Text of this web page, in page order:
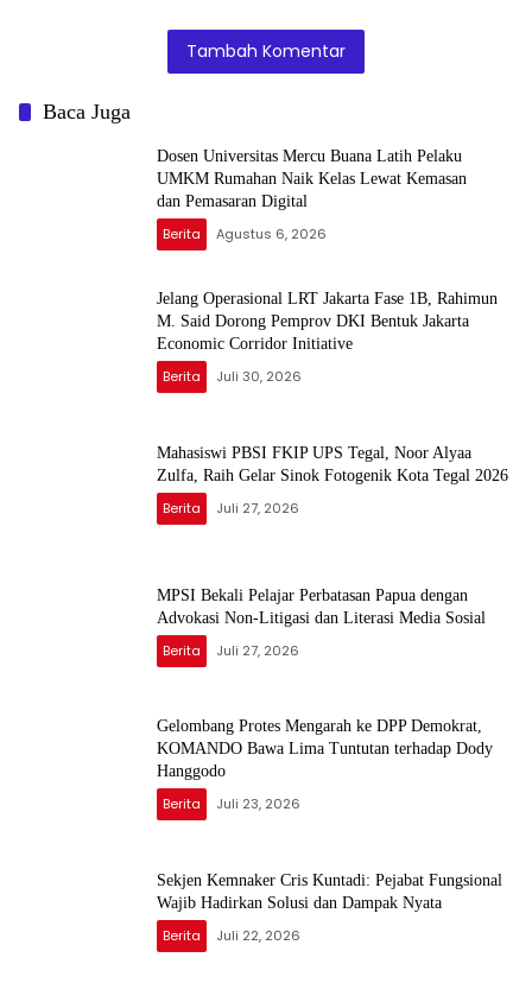
Lima Tuntutan
terhadap Dody
Hanggodo
Dampak Nyata
Tambah Komentar
Baca Juga
Dosen Universitas Mercu Buana Latih Pelaku
UMKM Rumahan Naik Kelas Lewat Kemasan
dan Pemasaran Digital
Berita Agustus 6, 2026
Jelang Operasional LRT Jakarta Fase 1B, Rahimun
M. Said Dorong Pemprov DKI Bentuk Jakarta
Economic Corridor Initiative
Berita Juli 30, 2026
Mahasiswi PBSI FKIP UPS Tegal, Noor Alyaa
Zulfa, Raih Gelar Sinok Fotogenik Kota Tegal 2026
Berita Juli 27, 2026
MPSI Bekali Pelajar Perbatasan Papua dengan
Advokasi Non-Litigasi dan Literasi Media Sosial
Berita Juli 27, 2026
Gelombang Protes Mengarah ke DPP Demokrat,
KOMANDO Bawa Lima Tuntutan terhadap Dody
Hanggodo
Berita Juli 23, 2026
Sekjen Kemnaker Cris Kuntadi: Pejabat Fungsional
Wajib Hadirkan Solusi dan Dampak Nyata
Berita Juli 22, 2026